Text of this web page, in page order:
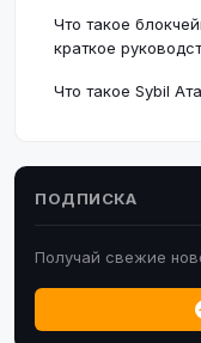
Что такое
краткое
Что такое Sybil
ПОДПИСКА
Получай свежие